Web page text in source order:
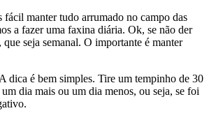
fácil manter tudo arrumado no campo das
a fazer uma faxina diária. Ok, se não der
seja semanal. O importante é manter
dica é bem simples. Tire um tempinho de 30
dia mais ou um dia menos, ou seja, se foi